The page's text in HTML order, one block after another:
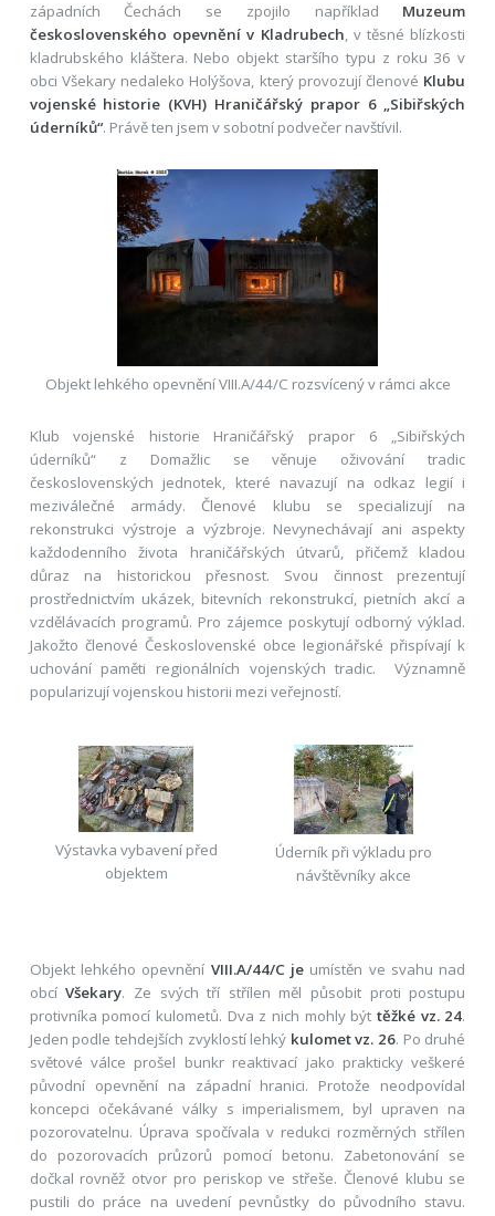
západních Čechách se zpojilo například Muzeum
československého opevnění v Kladrubech, v těsné blízkosti
kladrubského kláštera. Nebo objekt staršího typu z roku 36 v
obci Všekary nedaleko Holýšova, který provozují členové Klubu
vojenské historie (KVH) Hraničářský prapor 6 „Sibiřských
úderníků“. Právě ten jsem v sobotní podvečer navštívil.
Objekt lehkého opevnění VIII.A/44/C rozsvícený v rámci akce
Klub vojenské historie Hraničářský prapor 6 „Sibiřských
úderníků“ z Domažlic se věnuje oživování tradic
československých jednotek, které navazují na odkaz legií i
meziválečné armády. Členové klubu se specializují na
rekonstrukci výstroje a výzbroje. Nevynechávají ani aspekty
každodenního života hraničářských útvarů, přičemž kladou
důraz na historickou přesnost. Svou činnost prezentují
prostřednictvím ukázek, bitevních rekonstrukcí, pietních akcí a
vzdělávacích programů. Pro zájemce poskytují odborný výklad.
Jakožto členové Československé obce legionářské přispívají k
uchování paměti regionálních vojenských tradic. Významně
popularizují vojenskou historii mezi veřejností.
Výstavka vybavení před
objektem
Úderník při výkladu pro
návštěvníky akce
Objekt lehkého opevnění VIII.A/44/C je umístěn ve svahu nad
obcíVšekary. Ze svých tří střílen měl působit proti postupu
protivníka pomocí kulometů. Dva z nich mohly býttěžké vz. 24.
Jeden podle tehdejších zvyklostí lehký kulomet vz. 26. Po druhé
světové válce prošel bunkr reaktivací jako prakticky veškeré
původní opevnění na západní hranici. Protože neodpovídal
koncepci očekávané války s imperialismem, byl upraven na
pozorovatelnu. Úprava spočívala v redukci rozměrných střílen
do pozorovacích průzorů pomocí betonu. Zabetonování se
dočkal rovněž otvor pro periskop ve střeše. Členové klubu se
pustili do práce na uvedení pevnůstky do původního stavu.